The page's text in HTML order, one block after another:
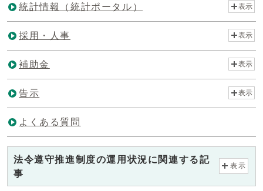
統計情報（統計ポータル） 表示
採用・人事 表示
補助金 表示
告示 表示
よくある質問
法令遵守推進制度の運用状況に関連する記
事
表示